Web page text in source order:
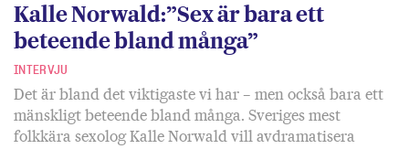
Kalle Norwald:”Sex är bara ett
beteende bland många”
INTERVJU
Det är bland det viktigaste vi har – men också bara ett
mänskligt beteende bland många. Sveriges mest
folkkära sexolog Kalle Norwald vill avdramatisera